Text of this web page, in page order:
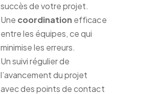
succès de votre projet.
Une coordination efficace
entre les équipes, ce qui
minimise les erreurs.
Un suivi régulier de
l’avancement du projet
avec des points de contact